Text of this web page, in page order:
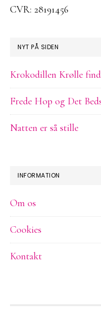
CVR: 28191456
NYT PÅ SIDEN
Krokodillen Krølle
Frede Hop og Det
Natten er så stille
INFORMATION
Om os
Cookies
Kontakt